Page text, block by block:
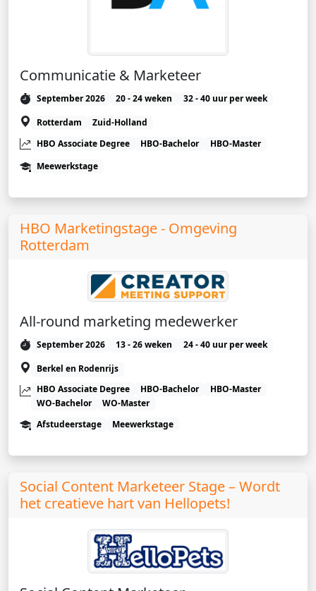
Communicatie & Marketeer
September 2026 20 - 24 weken
32 - 40 uur per week
Rotterdam
Zuid-Holland
HBO Associate Degree
HBO-Bachelor
HBO-Master
Meewerkstage
HBO Marketingstage - Omgeving
Rotterdam
All-round marketing medewerker
September 2026 13 - 26 weken
24 - 40 uur per week
Berkel en Rodenrijs
HBO Associate Degree
HBO-Bachelor
HBO-Master
WO-Bachelor
WO-Master
Afstudeerstage
Meewerkstage
Social Content Marketeer Stage – Wordt
het creatieve hart van Hellopets!